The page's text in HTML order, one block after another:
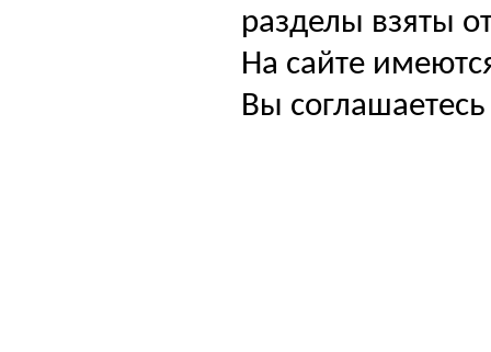
разделы взяты
На сайте
Вы